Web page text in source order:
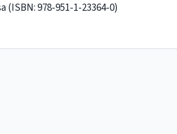
978-951-1-23364-0)